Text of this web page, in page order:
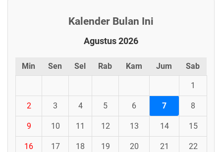
Kalender Bulan Ini
Agustus 2026
Min Sen Sel Rab Kam Jum Sab
1
2 3 4 5 6 7 8
9 10 11 12 13 14 15
16 17 18 19 20 21 22